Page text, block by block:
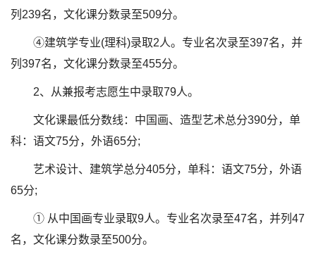
列239名，文化课分数录至509分。
④建筑学专业(理科)录取2人。专业名次录至397名，并
列397名，文化课分数录至455分。
2、从兼报考志愿生中录取79人。
文化课最低分数线：中国画、造型艺术总分390分，单
科：语文75分，外语65分;
艺术设计、建筑学总分405分，单科：语文75分，外语
65分;
① 从中国画专业录取9人。专业名次录至47名，并列47
名，文化课分数录至500分。